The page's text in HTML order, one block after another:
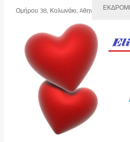
Ομήρου 38, Κολωνάκι, Aθηνα